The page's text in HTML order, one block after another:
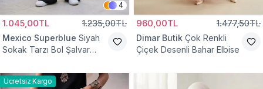
4
1.045,00TL 1.235,00TL
Mexico Superblue Siyah
Sokak Tarzı Bol Şalvar
960,00TL 1.477,50TL
Dimar Butik Çok Renkli
Çiçek Desenli Bahar Elbise
Ücretsiz Kargo